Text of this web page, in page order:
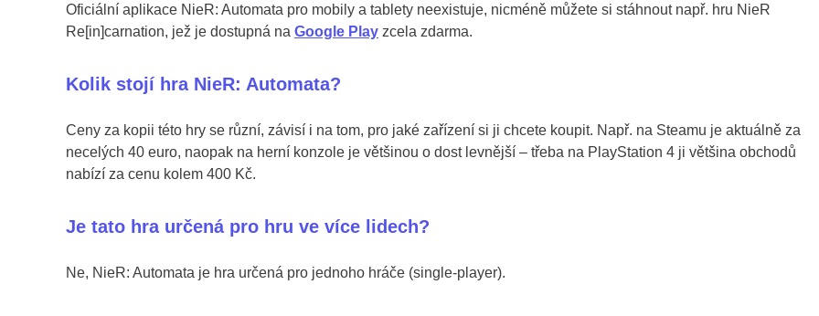
Oficiální aplikace NieR: Automata pro mobily a tablety neexistuje, nicméně můžete si stáhnout např. hru NieR
Re[in]carnation, jež je dostupná na Google Play zcela zdarma.
Kolik stojí hra NieR: Automata?
Ceny za kopii této hry se různí, závisí i na tom, pro jaké zařízení si ji chcete koupit. Např. na Steamu je aktuálně za
necelých 40 euro, naopak na herní konzole je většinou o dost levnější – třeba na PlayStation 4 ji většina obchodů
nabízí za cenu kolem 400 Kč.
Je tato hra určená pro hru ve více lidech?
Ne, NieR: Automata je hra určená pro jednoho hráče (single-player).